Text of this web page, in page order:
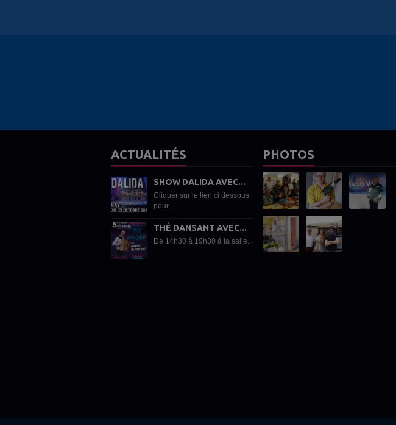
ACTUALITÉS
SHOW DALIDA AVEC...
Cliquer sur le lien ci dessous
pour...
THÉ DANSANT AVEC...
De 14h30 à 19h30 à la salle...
PHOTOS